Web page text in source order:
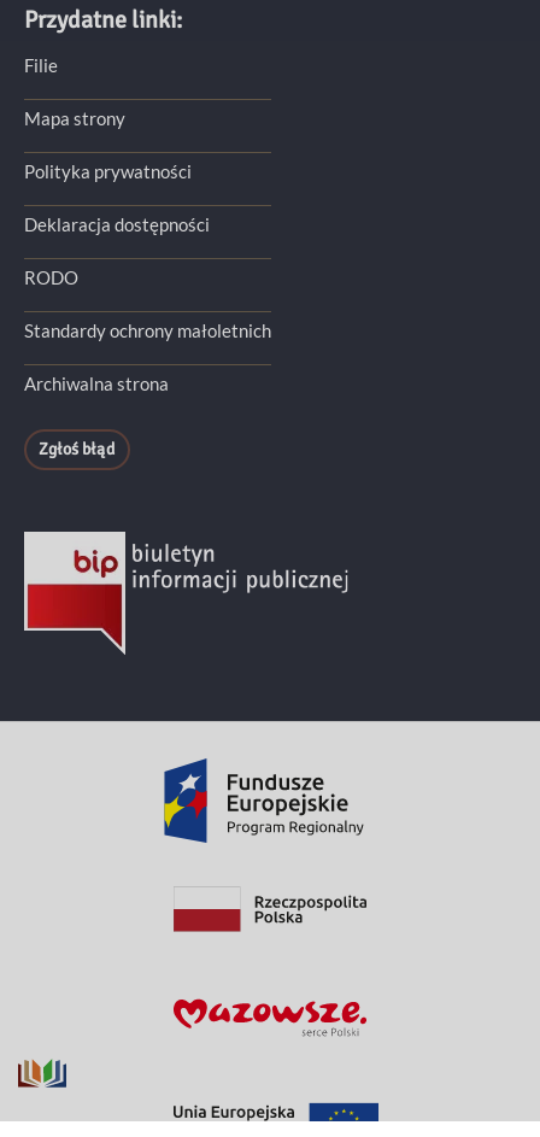
Przydatne linki:
Filie
Mapa strony
Polityka prywatności
Deklaracja dostępności
RODO
Standardy ochrony małoletnich
Archiwalna strona
Zgłoś błąd